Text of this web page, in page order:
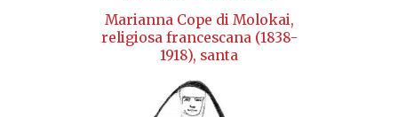
Marianna Cope di Molokai,
religiosa francescana (1838-
1918), santa